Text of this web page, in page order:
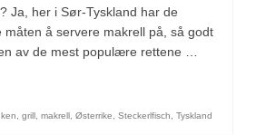
Ja, her i Sør-Tyskland har de
måten å servere makrell på, så godt
av de mest populære rettene …
grill makrell Østerrike Steckerlfisch Tyskland